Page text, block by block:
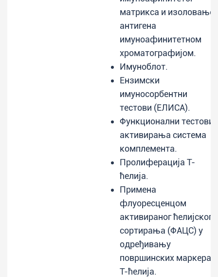
матрикса и изоловање
антигена
имуноафинитетном
хроматографијом.
Имуноблот.
Ензимски
имуносорбентни
тестови (ЕЛИСА).
Функционални тестови
активирања система
комплемента.
Пролиферација T-
ћелија.
Примена
флуоресценцом
активираног ћелијског
сортирања (ФАЦС) у
одређивању
површинских маркера
Т-ћелија.